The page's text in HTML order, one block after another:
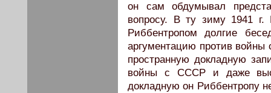
он сам обдумывал
вопросу. В ту зиму 1941
Риббентропом долгие
аргументацию против войны
пространную докладную
войны с СССР и даже
докладную он Риббентропу